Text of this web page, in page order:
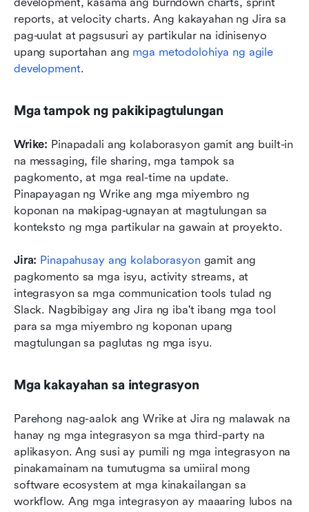
reports, at velocity charts. Ang kakayahan ng Jira sa
pag-uulat at pagsusuri ay partikular na idinisenyo
upang suportahan ang mga metodolohiya ng agile
development.
Mga tampok ng pakikipagtulungan
Wrike: Pinapadali ang kolaborasyon gamit ang built-in
na messaging, file sharing, mga tampok sa
pagkomento, at mga real-time na update.
Pinapayagan ng Wrike ang mga miyembro ng
koponan na makipag-ugnayan at magtulungan sa
konteksto ng mga partikular na gawain at proyekto.
Jira: Pinapahusay ang kolaborasyon gamit ang
pagkomento sa mga isyu, activity streams, at
integrasyon sa mga communication tools tulad ng
Slack. Nagbibigay ang Jira ng iba't ibang mga tool
para sa mga miyembro ng koponan upang
magtulungan sa paglutas ng mga isyu.
Mga kakayahan sa integrasyon
Parehong nag-aalok ang Wrike at Jira ng malawak na
hanay ng mga integrasyon sa mga third-party na
aplikasyon. Ang susi ay pumili ng mga integrasyon na
pinakamainam na tumutugma sa umiiral mong
software ecosystem at mga kinakailangan sa
workflow. Ang mga integrasyon ay maaaring lubos na